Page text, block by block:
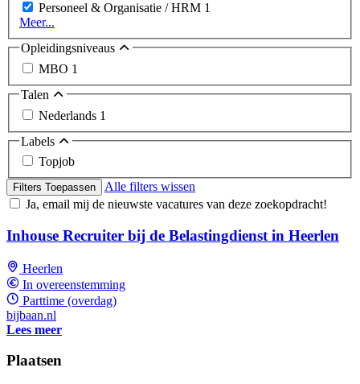
Personeel & Organisatie / HRM 1
Meer...
Opleidingsniveaus
MBO 1
Talen
Nederlands 1
Labels
Topjob
Filters Toepassen
Alle filters wissen
Ja, email mij de nieuwste vacatures van deze zoekopdracht!
Inhouse Recruiter bij de Belastingdienst in Heerlen
Heerlen
In overeenstemming
Parttime (overdag)
bijbaan.nl
Lees meer
Plaatsen